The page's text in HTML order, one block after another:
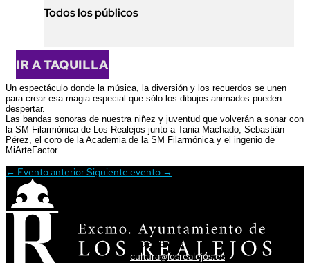
Todos los públicos
IR A TAQUILLA
Un espectáculo donde la música, la diversión y los recuerdos se unen
para crear esa magia especial que sólo los dibujos animados pueden
despertar.
Las bandas sonoras de nuestra niñez y juventud que volverán a sonar con
la SM Filarmónica de Los Realejos junto a Tania Machado, Sebastián
Pérez, el coro de la Academia de la SM Filarmónica y el ingenio de
MiArteFactor.
← Evento anteriorSiguiente evento →
T. 922 34 62 34
cultura@losrealejos.es